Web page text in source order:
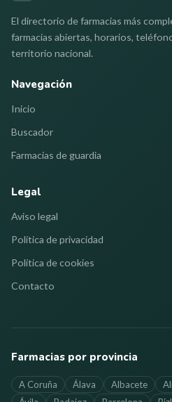
El directorio de farmacias más
farmacias abiertas, horarios,
territorio nacional.
Navegación
Inicio
Buscador
Farmacias de guardia
Legal
Aviso legal
Política de privacidad
Política de cookies
Contacto
Farmacias por provincia
A Coruña Álava Albacete